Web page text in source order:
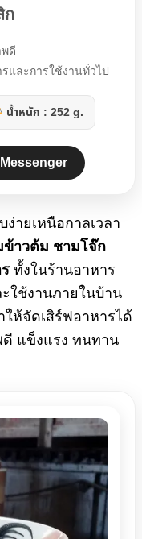
ก
ดี
และการใช้งานทั่วไป
น้ำหนัก : 252 g.
Messenger
ง่ายเหนือกาลเวลา
าวต้ม ชามโจ๊ก
ทั้งในร้านอาหาร
ใช้งานภายในบ้าน
ห้จัดเสิร์ฟอาหารได้
แข็งแรง ทนทาน